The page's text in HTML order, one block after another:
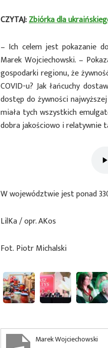
CZYTAJ:Zbiórka dla
– Ich celem jest pokazanie
Marek Wojciechowski. –
gospodarki regionu, że
COVID-u? Jak łańcuchy
dostęp do żywności
miała tych wszystkich
dobra jakościowo i relatywnie
W województwie jest ponad
LilKa / opr. AKos
Fot. Piotr Michalski
Marek Wojciechowski